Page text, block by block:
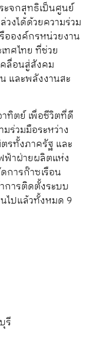
ะจกสุทธิเป็นศูนย์
วงได้ด้วยความร่วม
อองค์กรหน่วยงาน
ทศไทย ที่ช่วย
ลื่อนสู่สังคม
และพลังงานสะ
าทิตย์ เพื่อชีวิตที่ดี
ร่วมมือระหว่าง
รทั้งภาครัฐ และ
ฟ้าฝ่ายผลิตแห่ง
การก๊าซเรือน
การติดตั้งระบบ
ไปแล้วทั้งหมด 9
รี